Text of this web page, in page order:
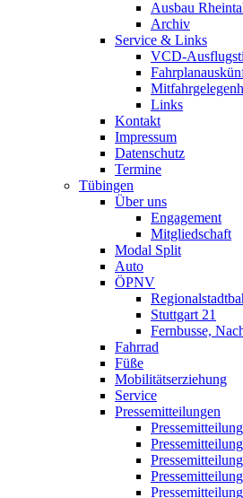
Ausbau
Archiv
Service & Links
VCD-
Links
Kontakt
Impressum
Datenschutz
Termine
Tübingen
Über uns
Engagement
Mitgliedschaft
Modal Split
Auto
ÖPNV
Stuttgart 21
Fernbusse,
Fahrrad
Füße
Mobilitätserziehung
Service
Pressemitteilungen